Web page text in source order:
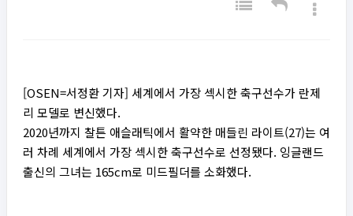
[OSEN=서정환 기자] 세계에서 가장 섹시한 축구선수가 란제
리 모델로 변신했다.
2020년까지 찰튼 애슬래틱에서 활약한 매들린 라이트(27)는 여
러 차례 세계에서 가장 섹시한 축구선수로 선정됐다. 잉글랜드
출신의 그녀는 165cm로 미드필더를 소화했다.